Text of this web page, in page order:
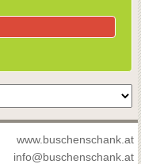
www.buschenschank.at
info@buschenschank.at